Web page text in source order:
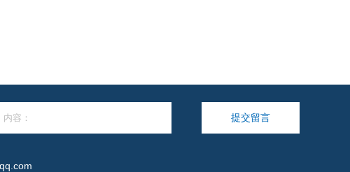
提交留言